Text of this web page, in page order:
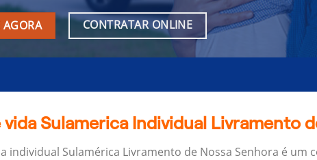
CONTRATAR ONLINE
vida Sulamerica Individual Livramento
individual Sulamérica Livramento de Nossa Senhora é